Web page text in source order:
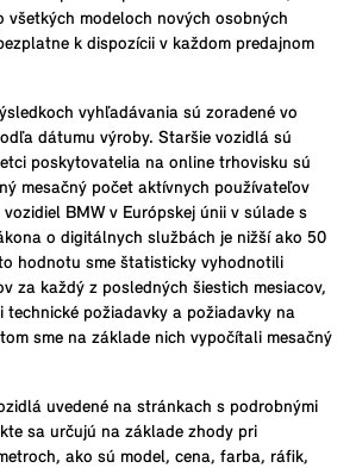
všetkých modeloch nových osobných
k dispozícii v každom predajnom
vyhľadávania sú zoradené vo
dátumu výroby. Staršie vozidlá sú
poskytovatelia na online trhovisku sú
mesačný počet aktívnych používateľov
BMW v Európskej únii v súlade s
o digitálnych službách je nižší ako 50
hodnotu sme štatisticky vyhodnotili
za každý z posledných šiestich mesiacov,
technické požiadavky a požiadavky na
sme na základe nich vypočítali mesačný
uvedené na stránkach s podrobnými
sa určujú na základe zhody pri
ako sú model, cena, farba, ráfik,